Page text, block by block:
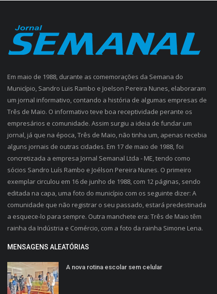
Em maio de 1988, durante as comemorações da Semana do
Município, Sandro Luis Rambo e Joelson Pereira Nunes, elaboraram
um jornal informativo, contando a história de algumas empresas de
Três de Maio. O informativo teve boa receptividade perante os
empresários e comunidade. Assim surgiu a ideia de fundar um
jornal, já que na época, Três de Maio, não tinha um, apenas recebia
alguns jornais de outras cidades. Em 17 de maio de 1988, foi
concretizada a empresa Jornal Semanal Ltda - ME, tendo como
sócios Sandro Luís Rambo e Joélson Pereira Nunes. O primeiro
exemplar circulou em 16 de junho de 1988, com 12 páginas, sendo
editada na capa, uma foto do município com os seguinte dizer: A
comunidade que não registrar o seu passado, estará predestinada
a esquece-lo para sempre. Outra manchete era: Três de Maio têm
rainha da Indústria e Comércio, com a foto da rainha Simone Lena.
MENSAGENS ALEATÓRIAS
A nova rotina escolar sem celular